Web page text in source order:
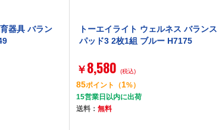
器具 バラン
トーエイライト ウェルネス バランス
パッド3 2枚1組 ブルー H7175
￥ 8,580 (税込)
85ポイント （1%）
15営業日以内に出荷
送料： 無料